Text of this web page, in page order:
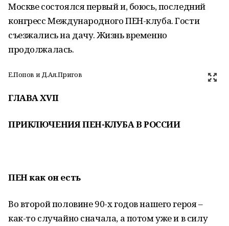
Москве состоялся первый и, боюсь, последний
конгресс Международного ПЕН-клуба. Гости
съезжались на дачу. Жизнь временно
продолжалась.
Е.Попов и Д.Ал.Пригов
ГЛАВА XVII
ПРИКЛЮЧЕНИЯ ПЕН-КЛУБА В РОССИИ
ПЕН как он есть
Во второй половине 90-х годов нашего героя –
как-то случайно сначала, а потом уже и в силу